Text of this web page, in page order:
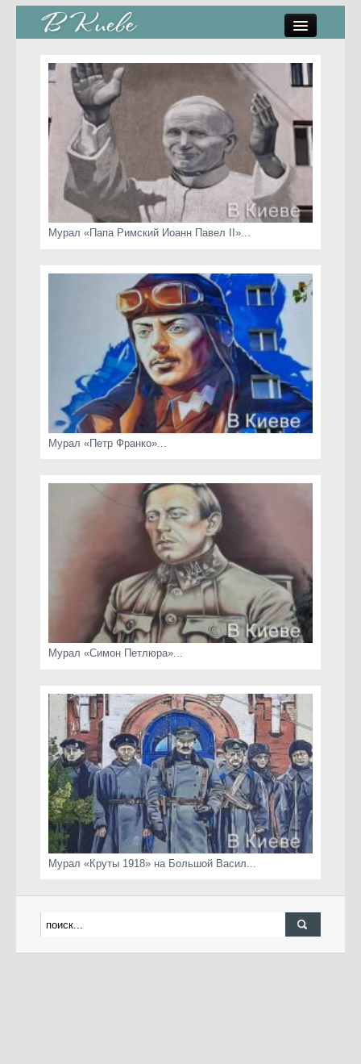
стрит-арт
коты Киева
скамейки
часы Киева
Мурал «Папа Римский Иоанн Павел II»...
Мурал «Петр Франко»...
Мурал «Симон Петлюра»...
Мурал «Круты 1918» на Большой Васил...